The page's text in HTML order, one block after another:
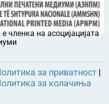
на асоцијацијата
за приватност |
за колачиња